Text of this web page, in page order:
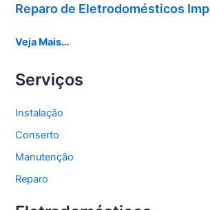
Reparo de Eletrodomésticos
Veja Mais…
Serviços
Instalação
Conserto
Manutenção
Reparo